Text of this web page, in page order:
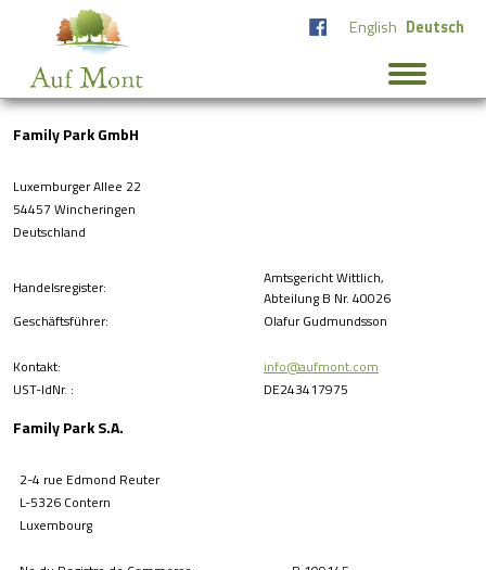
English Deutsch
Family Park GmbH
Luxemburger Allee 22
54457 Wincheringen
Deutschland
Handelsregister:
Amtsgericht Wittlich,
Abteilung B Nr. 40026
Geschäftsführer:
Olafur Gudmundsson
Kontakt:
info@aufmont.com
UST-IdNr. :
DE243417975
Family Park S.A.
2-4 rue Edmond Reuter
L-5326 Contern
Luxembourg